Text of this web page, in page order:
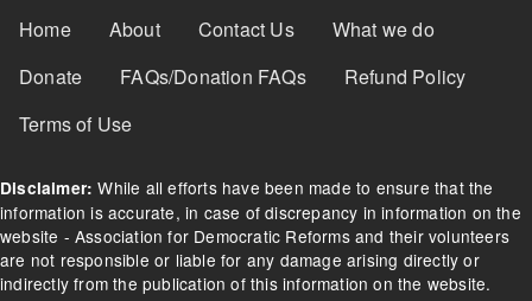
Footer Menu
Home About Contact Us
What we do
Donate
FAQs/Donation FAQs
Refund Policy
Terms of Use
Disclaimer: While all efforts have been made to ensure that the
information is accurate, in case of discrepancy in information on the
website - Association for Democratic Reforms and their volunteers
are not responsible or liable for any damage arising directly or
indirectly from the publication of this information on the website.